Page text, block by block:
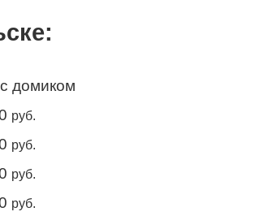
домиком
руб.
руб.
руб.
руб.